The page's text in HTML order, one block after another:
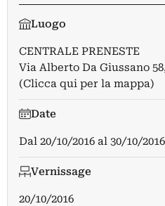
Luogo
CENTRALE PRENESTE
Via Alberto Da Giussano
(Clicca qui per la mappa)
Date
Dal 20/10/2016 al 30/10/2016
Vernissage
20/10/2016